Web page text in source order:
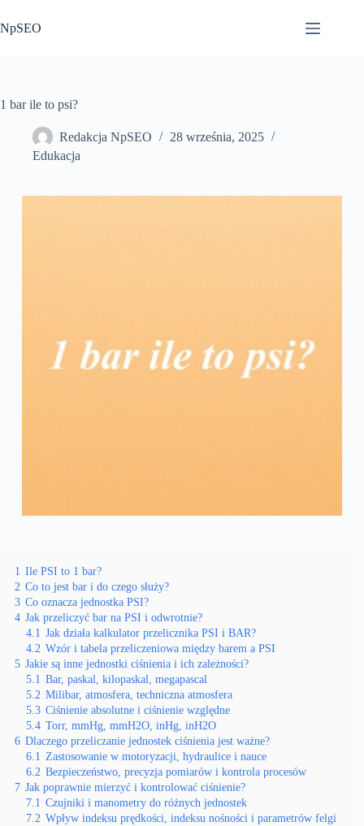
do
treści
NpSEO
1 bar ile to psi?
Redakcja NpSEO
28 września, 2025
Edukacja
1 Ile PSI to 1 bar?
2 Co to jest bar i do czego służy?
3 Co oznacza jednostka PSI?
4 Jak przeliczyć bar na PSI i odwrotnie?
4.1 Jak działa kalkulator przelicznika PSI i BAR?
4.2 Wzór i tabela przeliczeniowa między barem a PSI
5 Jakie są inne jednostki ciśnienia i ich zależności?
5.1 Bar, paskal, kilopaskal, megapascal
5.2 Milibar, atmosfera, techniczna atmosfera
5.3 Ciśnienie absolutne i ciśnienie względne
5.4 Torr, mmHg, mmH2O, inHg, inH2O
6 Dlaczego przeliczanie jednostek ciśnienia jest ważne?
6.1 Zastosowanie w motoryzacji, hydraulice i nauce
6.2 Bezpieczeństwo, precyzja pomiarów i kontrola procesów
7 Jak poprawnie mierzyć i kontrolować ciśnienie?
7.1 Czujniki i manometry do różnych jednostek
7.2 Wpływ indeksu prędkości, indeksu nośności i parametrów felgi